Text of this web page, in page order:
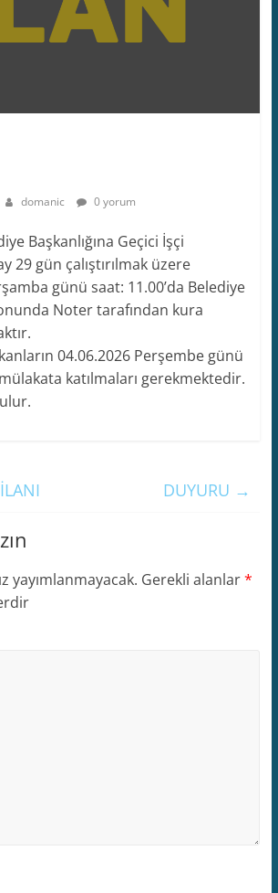
domanic 0 yorum
Başkanlığına Geçici İşçi
29 gün çalıştırılmak üzere
günü saat: 11.00’da Belediye
Noter tarafından kura
04.06.2026 Perşembe günü
katılmaları gerekmektedir.
DUYURU →
yayımlanmayacak. Gerekli alanlar*